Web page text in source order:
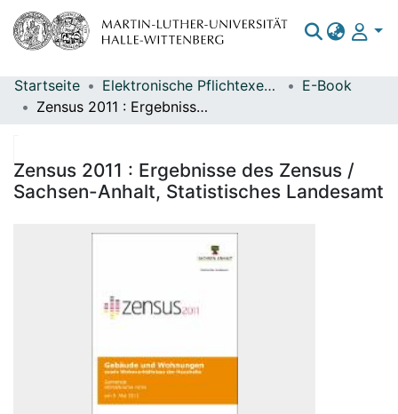
Bereiche & Sammlungen
Statistiken
Startseite Elektronische Pflichtexemplare
E-Book
Zensus 2011 : Ergebnisse des Zensus / Sachsen-Anhalt, Statistisches Landesamt
Zensus 2011 : Ergebnisse des Zensus /
Sachsen-Anhalt, Statistisches Landesamt